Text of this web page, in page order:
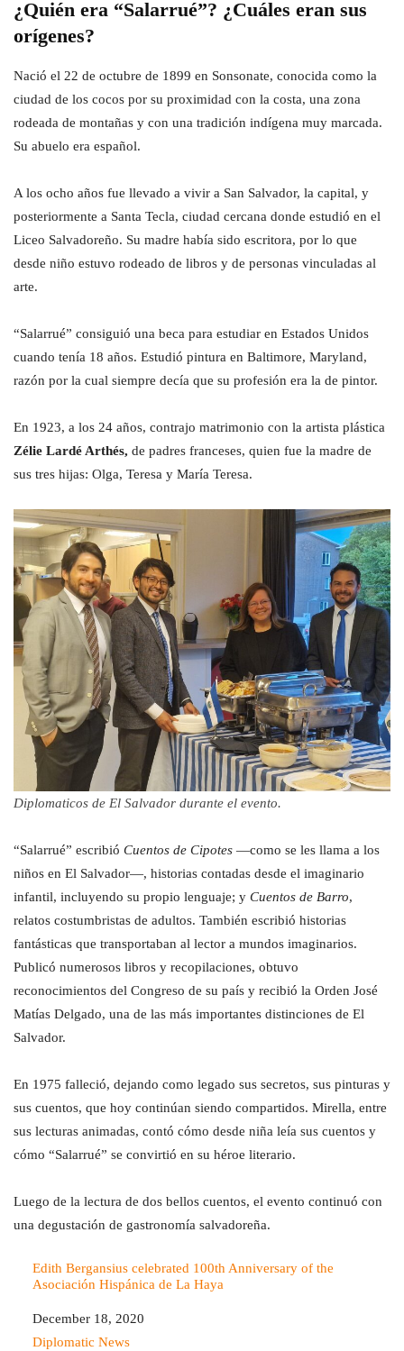
¿Quién era “Salarrué”? ¿Cuáles eran sus
orígenes?
Nació el 22 de octubre de 1899 en Sonsonate, conocida como la
ciudad de los cocos por su proximidad con la costa, una zona
rodeada de montañas y con una tradición indígena muy marcada.
Su abuelo era español.
A los ocho años fue llevado a vivir a San Salvador, la capital, y
posteriormente a Santa Tecla, ciudad cercana donde estudió en el
Liceo Salvadoreño. Su madre había sido escritora, por lo que
desde niño estuvo rodeado de libros y de personas vinculadas al
arte.
“Salarrué” consiguió una beca para estudiar en Estados Unidos
cuando tenía 18 años. Estudió pintura en Baltimore, Maryland,
razón por la cual siempre decía que su profesión era la de pintor.
En 1923, a los 24 años, contrajo matrimonio con la artista plástica
Zélie Lardé Arthés, de padres franceses, quien fue la madre de
sus tres hijas: Olga, Teresa y María Teresa.
Diplomaticos de El Salvador durante el evento.
“Salarrué” escribió Cuentos de Cipotes —como se les llama a los
niños en El Salvador—, historias contadas desde el imaginario
infantil, incluyendo su propio lenguaje; y Cuentos de Barro,
relatos costumbristas de adultos. También escribió historias
fantásticas que transportaban al lector a mundos imaginarios.
Publicó numerosos libros y recopilaciones, obtuvo
reconocimientos del Congreso de su país y recibió la Orden José
Matías Delgado, una de las más importantes distinciones de El
Salvador.
En 1975 falleció, dejando como legado sus secretos, sus pinturas y
sus cuentos, que hoy continúan siendo compartidos. Mirella, entre
sus lecturas animadas, contó cómo desde niña leía sus cuentos y
cómo “Salarrué” se convirtió en su héroe literario.
Luego de la lectura de dos bellos cuentos, el evento continuó con
una degustación de gastronomía salvadoreña.
Edith Bergansius celebrated 100th Anniversary of the
Asociación Hispánica de La Haya
Date
December 18, 2020
In relation to
Diplomatic News